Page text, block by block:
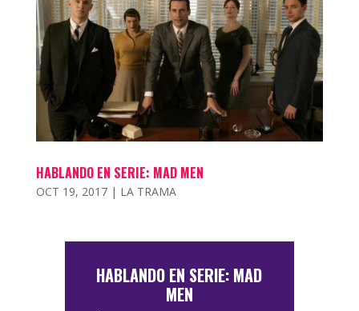
HABLANDO EN SERIE: MAD MEN
OCT 19, 2017| LA TRAMA
HABLANDO EN SERIE: MAD
MEN